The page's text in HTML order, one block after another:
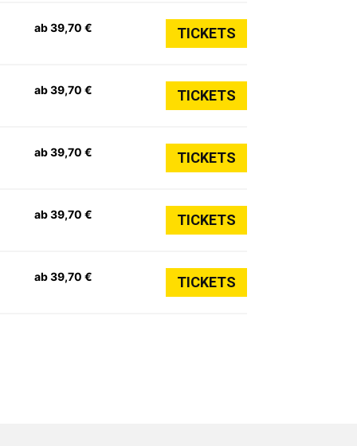
ab 39,70 € TICKETS
ab 39,70 € TICKETS
ab 39,70 € TICKETS
ab 39,70 € TICKETS
ab 39,70 € TICKETS